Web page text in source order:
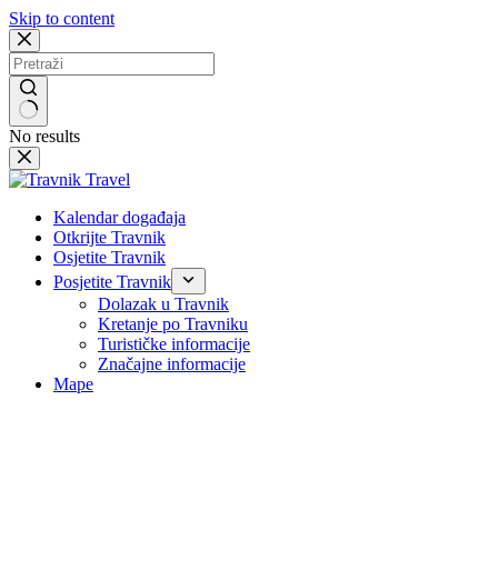
Skip to content
No results
Kalendar događaja
Otkrijte Travnik
Osjetite Travnik
Posjetite Travnik
Dolazak u Travnik
Kretanje po Travniku
Turističke informacije
Značajne informacije
Mape